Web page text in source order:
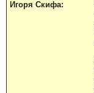
Игоря Скифа: